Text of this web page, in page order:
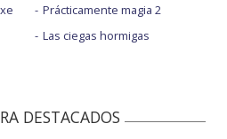
Prácticamente magia 2
Las ciegas hormigas
DESTACADOS